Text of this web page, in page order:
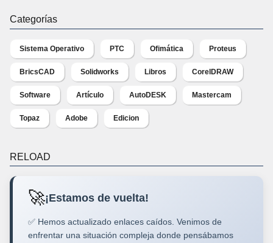
Categorías
Sistema Operativo PTC Ofimática Proteus
BricsCAD Solidworks Libros CorelDRAW
Software Artículo AutoDESK Mastercam
Topaz Adobe Edicion
RELOAD
🚀¡Estamos de vuelta!
✅ Hemos actualizado enlaces caídos. Venimos de
enfrentar una situación compleja donde pensábamos